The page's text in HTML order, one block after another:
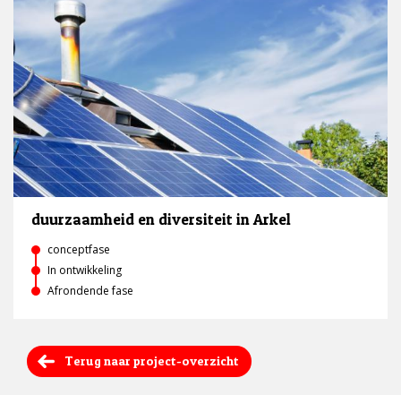
duurzaamheid en diversiteit in Arkel
conceptfase
In ontwikkeling
Afrondende fase
Terug naar project-overzicht